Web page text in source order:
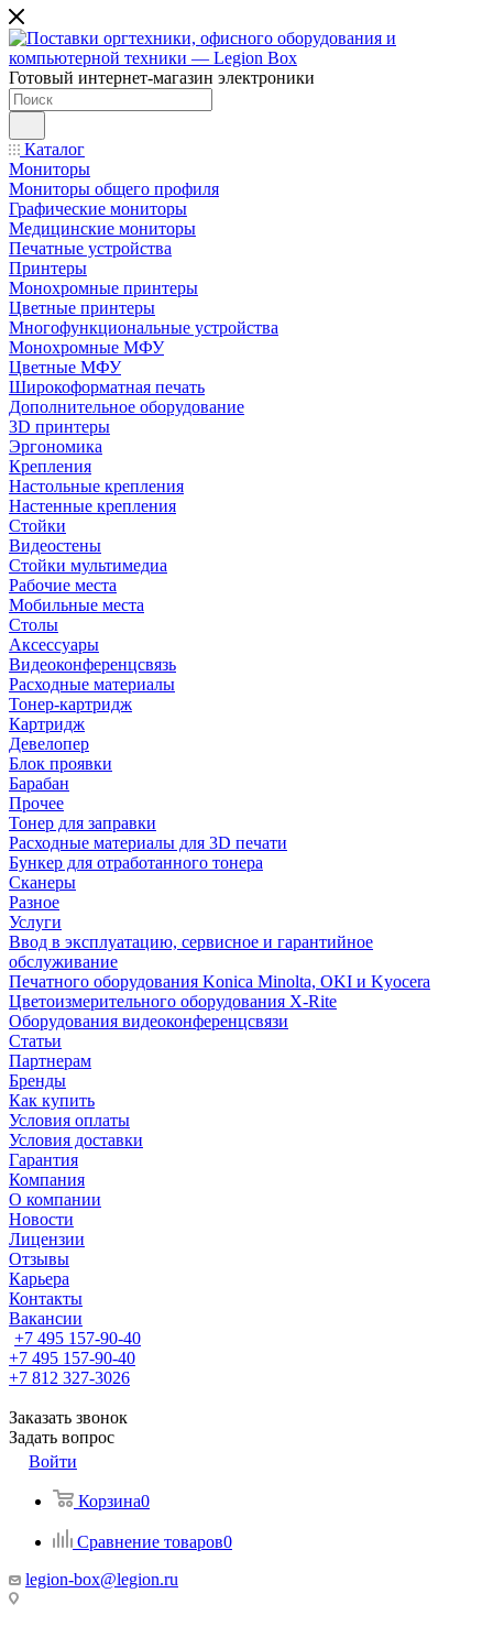
Готовый интернет-магазин электроники
Каталог
Мониторы
Мониторы общего профиля
Графические мониторы
Медицинские мониторы
Печатные устройства
Принтеры
Моноxромныe принтеры
Цвeтныe принтеры
Многофункциональные устройства
Монохромные МФУ
Цветные МФУ
Широкоформатная печать
Дополнительное оборудование
3D принтеры
Эргономика
Крепления
Настольные крепления
Настенные крепления
Стойки
Видеостены
Стойки мультимедиа
Рабочие места
Мобильные места
Столы
Аксессуары
Видеоконференцсвязь
Расходные материалы
Тонер-картридж
Картридж
Девелопер
Блок проявки
Барабан
Прочее
Тонер для заправки
Расходные материалы для 3D печати
Бункер для отработанного тонера
Сканеры
Разное
Услуги
Ввод в эксплуатацию, сервисное и гарантийное
обслуживание
Печатного оборудования Konica Minolta, OKI и Kyocera
Цветоизмерительного оборудования X-Rite
Оборудования видеоконференцсвязи
Статьи
Партнерам
Бренды
Как купить
Условия оплаты
Условия доставки
Гарантия
Компания
О компании
Новости
Лицензии
Отзывы
Карьера
Контакты
Вакансии
+7 495 157-90-40
+7 495 157-90-40
+7 812 327-3026
Заказать звонок
Задать вопрос
Войти
Корзина0
Сравнение товаров0
legion-box@legion.ru